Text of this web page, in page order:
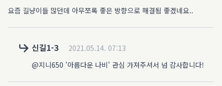
요즘 길냥이들 많던데 아무쪼록 좋은 방향으로 해결됨 좋겠네요..
신길1-3
2021.05.14. 07:13
@지니650 '아름다운 나비' 관심 가져주셔서 넘 감사합니다!